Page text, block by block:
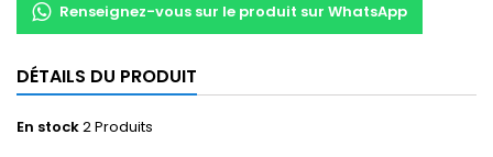
Renseignez-vous sur le produit sur WhatsApp
DÉTAILS DU PRODUIT
En stock2 Produits